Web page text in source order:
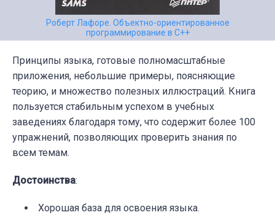
Роберт Лафоре. Объектно-ориентированное
программирование в С++
Принципы языка, готовые полномасштабные
приложения, небольшие примеры, поясняющие
теорию, и множество полезных иллюстраций. Книга
пользуется стабильным успехом в учебных
заведениях благодаря тому, что содержит более 100
упражнений, позволяющих проверить знания по
всем темам.
Достоинства:
Хорошая база для освоения языка.